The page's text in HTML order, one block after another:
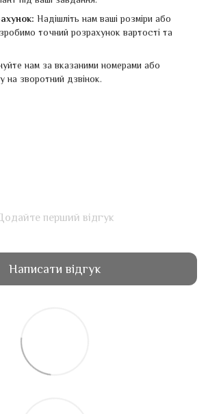
Надішліть нам ваші розміри або
точний розрахунок вартості та
нам за вказаними номерами або
на зворотний дзвінок.
перший відгук
Написати відгук